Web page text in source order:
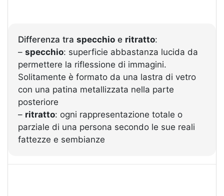
Differenza tra specchio e ritratto:
– specchio: superficie abbastanza lucida da
permettere la riflessione di immagini.
Solitamente è formato da una lastra di vetro
con una patina metallizzata nella parte
posteriore
– ritratto: ogni rappresentazione totale o
parziale di una persona secondo le sue reali
fattezze e sembianze